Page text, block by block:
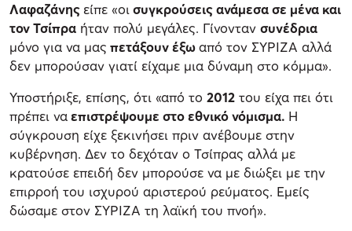
Λαφαζάνης είπε «οισυγκρούσεις ανάμεσα σε μένα και
τον Τσίπρα ήταν πολύ μεγάλες. Γίνονταν συνέδρια
μόνο για να μας πετάξουν έξωαπό τον ΣΥΡΙΖΑ αλλά
δεν μπορούσαν γιατί είχαμε μια δύναμη στο κόμμα».
Υποστήριξε, επίσης, ότι «από το 2012 του είχα πει ότι
πρέπει ναεπιστρέψουμε στο εθνικό νόμισμα. Η
σύγκρουση είχε ξεκινήσει πριν ανέβουμε στην
κυβέρνηση. Δεν το δεχόταν ο Τσίπρας αλλά με
κρατούσε επειδή δεν μπορούσε να με διώξει με την
επιρροή του ισχυρού αριστερού ρεύματος. Εμείς
δώσαμε στον ΣΥΡΙΖΑ τη λαϊκή του πνοή».